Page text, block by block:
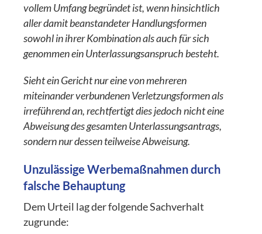
vollem Umfang begründet ist, wenn hinsichtlich
aller damit beanstandeter Handlungsformen
sowohl in ihrer Kombination als auch für sich
genommen ein Unterlassungsanspruch besteht.
Sieht ein Gericht nur eine von mehreren
miteinander verbundenen Verletzungsformen als
irreführend an, rechtfertigt dies jedoch nicht eine
Abweisung des gesamten Unterlassungsantrags,
sondern nur dessen teilweise Abweisung.
Unzulässige Werbemaßnahmen durch
falsche Behauptung
Dem Urteil lag der folgende Sachverhalt
zugrunde: